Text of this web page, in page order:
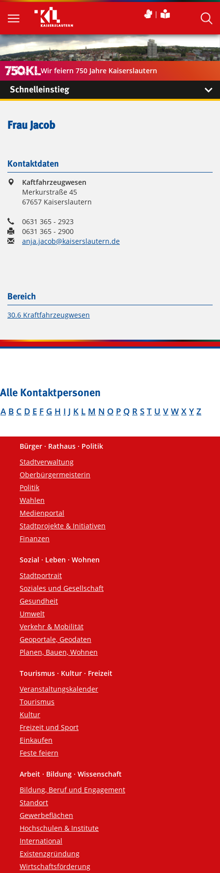
Wir feiern 750 Jahre Kaiserslautern
Schnelleinstieg
Frau Jacob
Kontaktdaten
Kaftfahrzeugwesen
Merkurstraße 45
67657 Kaiserslautern
0631 365 - 2923
0631 365 - 2900
anja.jacob@kaiserslautern.de
Bereich
30.6 Kraftfahrzeugwesen
Alle Kontaktpersonen
A B C D E F G H I J K L M N O P Q R S T U V W X Y Z
Fußzeile
Bürger · Rathaus · Politik
Stadtverwaltung
Oberbürgermeisterin
Politik
Wahlen
Medienportal
Stadtprojekte & Initiativen
Finanzen
Sozial · Leben · Wohnen
Stadtportrait
Soziales und Gesellschaft
Gesundheit
Umwelt
Verkehr & Mobilität
Geoportale, Geodaten
Planen, Bauen, Wohnen
Tourismus · Kultur · Freizeit
Veranstaltungskalender
Tourismus
Kultur
Freizeit und Sport
Einkaufen
Feste feiern
Arbeit · Bildung · Wissenschaft
Bildung, Beruf und Engagement
Standort
Gewerbeflächen
Hochschulen & Institute
International
Existenzgründung
Wirtschaftsförderung